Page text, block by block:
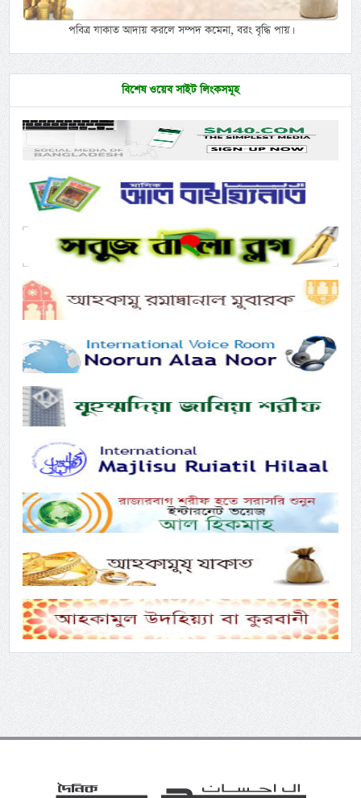
পবিত্র যাকাত আদায় করলে সম্পদ কমেনা, বরং বৃদ্ধি পায়।
বিশেষ ওয়েব সাইট লিংকসমূহ